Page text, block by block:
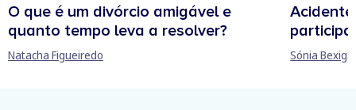
O que é um divórcio amigável e
quanto tempo leva a resolver?
Natacha Figueiredo Sónia Bexiga